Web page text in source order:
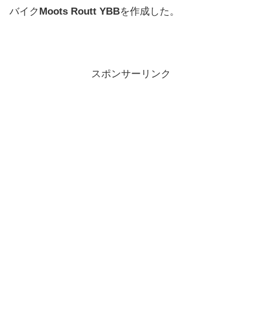
バイク Moots Routt YBBを作成した。
スポンサーリンク